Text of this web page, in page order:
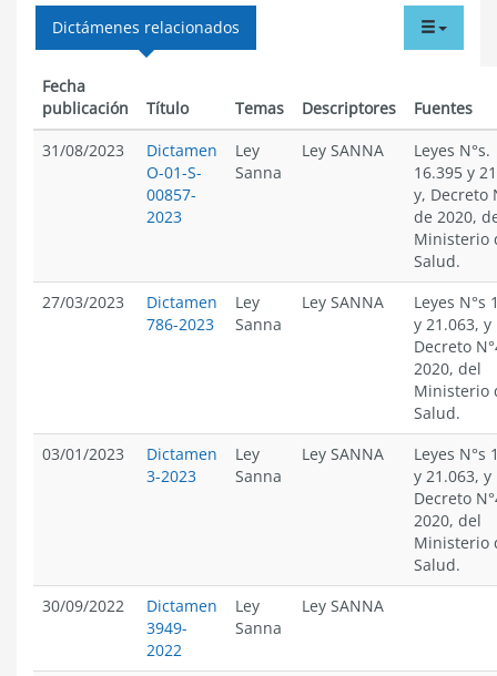
menu
Dictámenes relacionados
Fecha
publicación
Título Temas Descriptores
Fuentes
31/08/2023
Dictamen
O-01-S-
00857-
2023
Ley
Sanna
Ley SANNA
Leyes N°s.
16.395 y
y, Decreto
de 2020,
Ministerio
Salud.
27/03/2023
Dictamen
786-2023
Ley
Sanna
Ley SANNA
Leyes N°s
y 21.063, y
Decreto
2020, del
Ministerio
Salud.
03/01/2023
Dictamen
3-2023
Ley
Sanna
Ley SANNA
Leyes N°s
y 21.063, y
Decreto
2020, del
Ministerio
Salud.
30/09/2022
Dictamen
3949-
2022
Ley
Sanna
Ley SANNA